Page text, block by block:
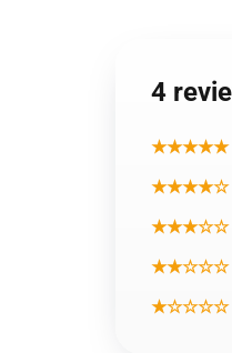
4
★★★★★
★★★★☆
★★★☆☆
★★☆☆☆
★☆☆☆☆